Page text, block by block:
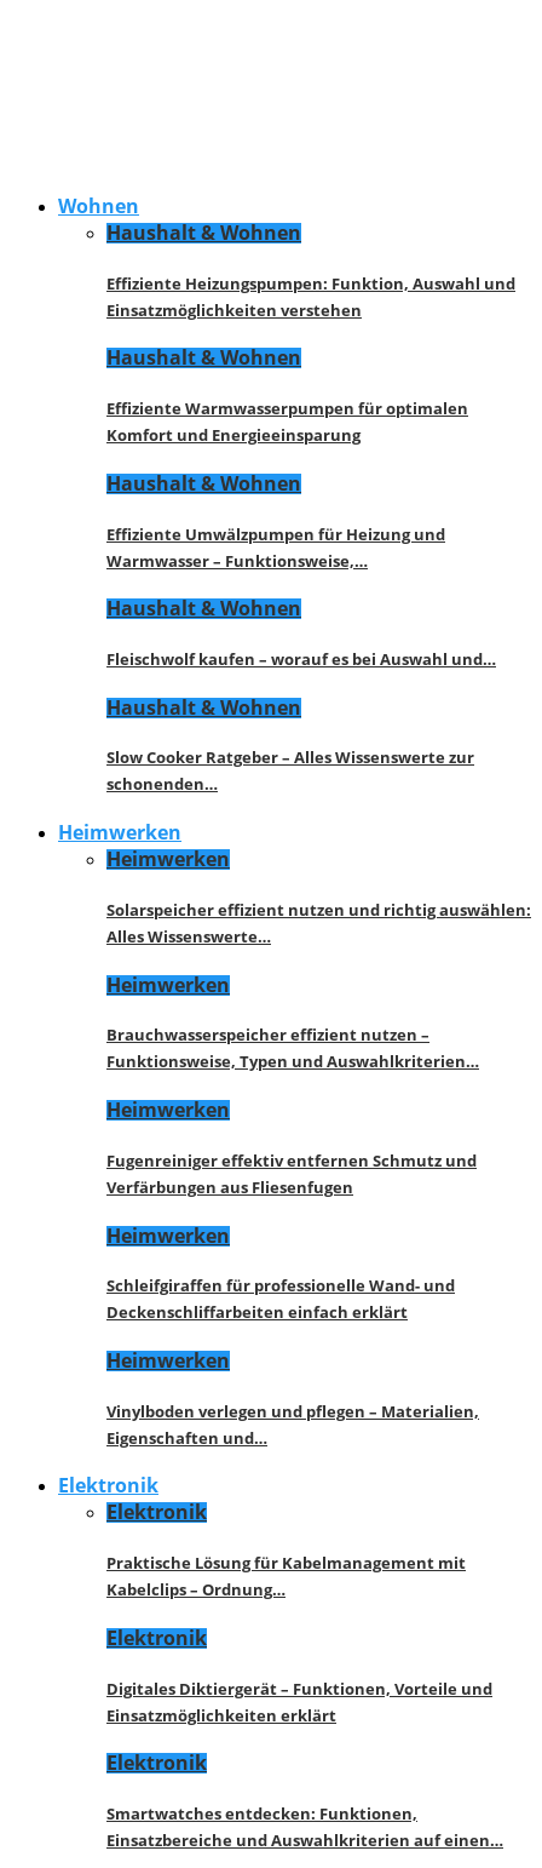
Wohnen
Haushalt & Wohnen
Effiziente Heizungspumpen: Funktion, Auswahl und
Einsatzmöglichkeiten verstehen
Haushalt & Wohnen
Effiziente Warmwasserpumpen für optimalen
Komfort und Energieeinsparung
Haushalt & Wohnen
Effiziente Umwälzpumpen für Heizung und
Warmwasser – Funktionsweise,…
Haushalt & Wohnen
Fleischwolf kaufen – worauf es bei Auswahl und…
Haushalt & Wohnen
Slow Cooker Ratgeber – Alles Wissenswerte zur
schonenden…
Heimwerken
Heimwerken
Solarspeicher effizient nutzen und richtig auswählen:
Alles Wissenswerte…
Heimwerken
Brauchwasserspeicher effizient nutzen –
Funktionsweise, Typen und Auswahlkriterien…
Heimwerken
Fugenreiniger effektiv entfernen Schmutz und
Verfärbungen aus Fliesenfugen
Heimwerken
Schleifgiraffen für professionelle Wand- und
Deckenschliffarbeiten einfach erklärt
Heimwerken
Vinylboden verlegen und pflegen – Materialien,
Eigenschaften und…
Elektronik
Elektronik
Praktische Lösung für Kabelmanagement mit
Kabelclips – Ordnung…
Elektronik
Digitales Diktiergerät – Funktionen, Vorteile und
Einsatzmöglichkeiten erklärt
Elektronik
Smartwatches entdecken: Funktionen,
Einsatzbereiche und Auswahlkriterien auf einen…